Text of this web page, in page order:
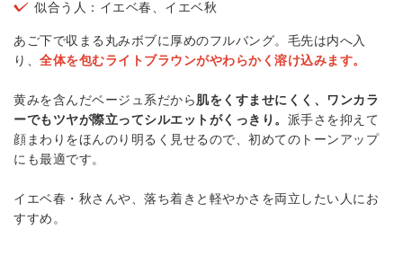
似合う人：イエベ春、イエベ秋
あご下で収まる丸みボブに厚めのフルバング。毛先は内へ入
り、 全体を包むライトブラウンがやわらかく溶け込みます。
黄みを含んだベージュ系だから肌をくすませにくく、ワンカラ
ーでもツヤが際立ってシルエットがくっきり。 派手さを抑えて
顔まわりをほんのり明るく見せるので、初めてのトーンアップ
にも最適です。
イエベ春・秋さんや、落ち着きと軽やかさを両立したい人にお
すすめ。